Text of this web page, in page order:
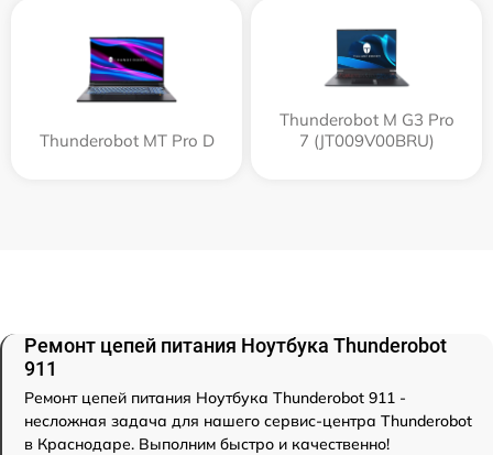
Thunderobot MT Pro D
Thunderobot M G3 Pro
7 (JT009V00BRU)
Ремонт цепей питания Ноутбука Thunderobot
911
Ремонт цепей питания Ноутбука Thunderobot 911 -
несложная задача для нашего сервис-центра Thunderobot
в Краснодаре. Выполним быстро и качественно!